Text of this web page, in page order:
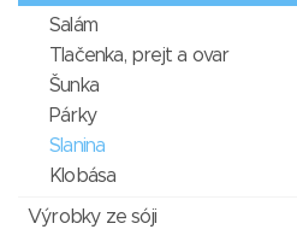
Salám
Tlačenka, prejt a ovar
Šunka
Párky
Slanina
Klobása
Výrobky ze sóji